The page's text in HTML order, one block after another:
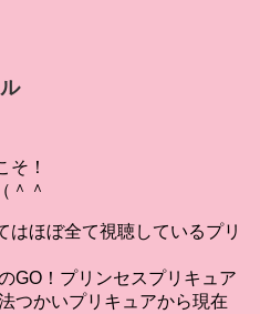
そ！
＾＾
はほぼ全て視聴しているプリ
GO！プリンセスプリキュア
つかいプリキュアから現在